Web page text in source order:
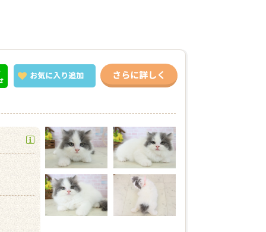
お気に入り追加 さらに詳しく